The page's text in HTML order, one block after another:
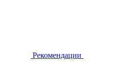
Рекомендации